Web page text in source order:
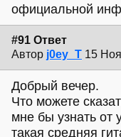
официальной
#91 Ответ
Автор j0ey_T 15
Добрый вечер.
Что можете
мне бы узнать
такая средняя